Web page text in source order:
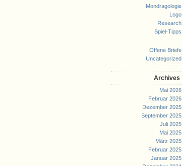
Mondragologie
Logo
Research
Spiel-Tipps
Offene Briefe
Uncategorized
Archives
Mai 2026
Februar 2026
Dezember 2025
September 2025
Juli 2025
Mai 2025
März 2025
Februar 2025
Januar 2025